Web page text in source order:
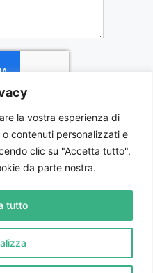
la vostra esperienza di
contenuti personalizzati e
clic su "Accetta tutto",
da parte nostra.
tutto
10, Savigliano (CN) |
- Int. 3
|Privacy| Designed by